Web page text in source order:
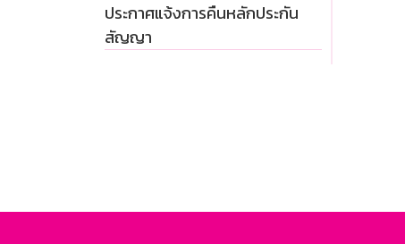
ประกาศแจ้งการคืนหลักประกัน
สัญญา